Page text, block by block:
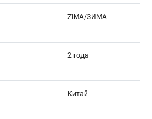
ZIMA/ЗИМА
2 года
Китай